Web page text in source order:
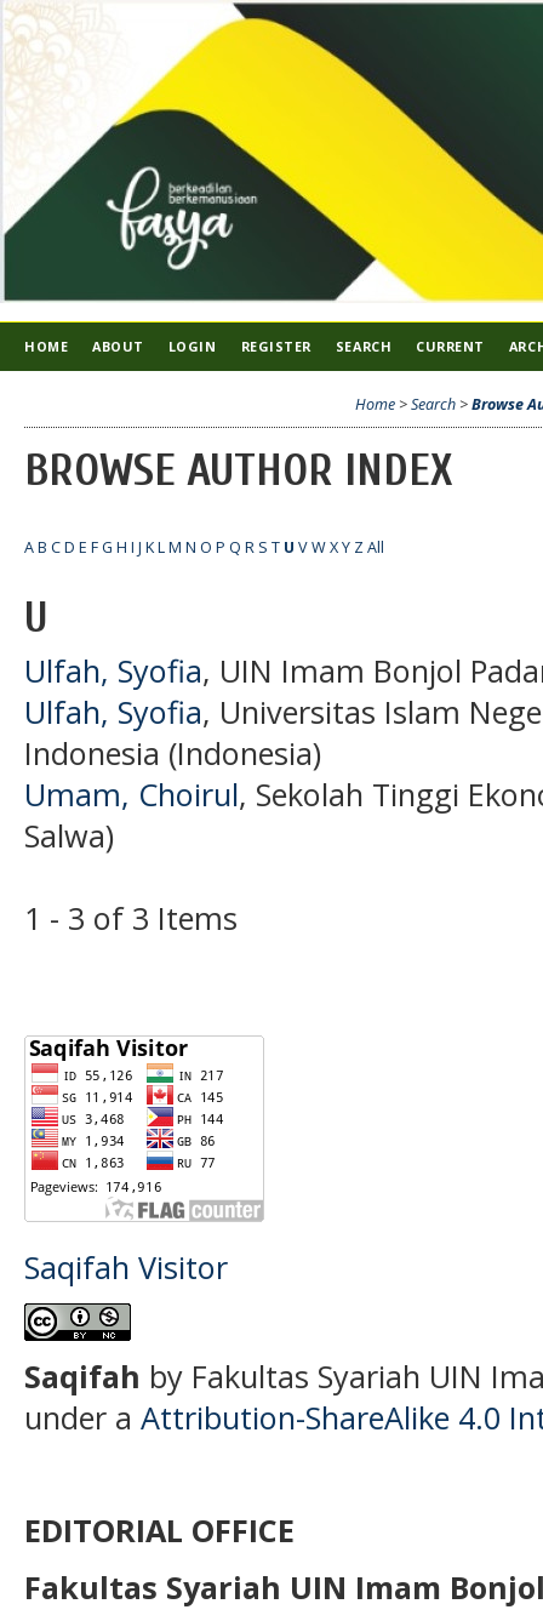
HOME ABOUT LOGIN REGISTER SEARCH CURRENT
Home >Search >Browse
BROWSE AUTHOR INDEX
AB CD E FG H I J KLM N O P Q R S T U VWXY ZAll
U
Ulfah, Syofia, UIN Imam Bonjol
Ulfah, Syofia, Universitas Islam
Indonesia (Indonesia)
Umam, Choirul, Sekolah Tinggi
Salwa)
1 - 3 of 3 Items
Saqifah Visitor
Saqifah by Fakultas Syariah UIN
under a Attribution-ShareAlike 4.0
EDITORIAL OFFICE
Fakultas Syariah UIN Imam